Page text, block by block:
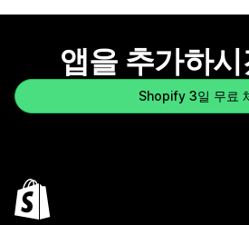
앱을 추가하
Shopify 3일 무료